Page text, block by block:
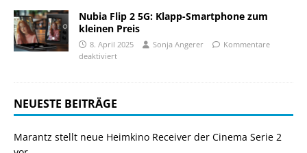
Nubia Flip 2 5G: Klapp-Smartphone zum
kleinen Preis
8. April 2025 Sonja Angerer
Kommentare
deaktiviert
NEUESTE BEITRÄGE
Marantz stellt neue Heimkino Receiver der Cinema Serie 2